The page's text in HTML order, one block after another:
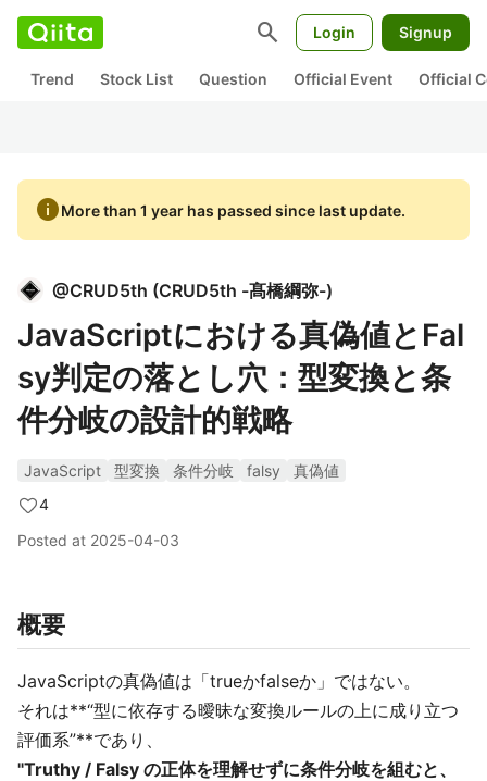
search Login Signup
Trend Stock List Question Official Event Official
infoMore than 1 year has passed since last update.
@CRUD5th (CRUD5th -髙橋綱弥-)
JavaScriptにおける真偽値とFal
sy判定の落とし穴：型変換と条
件分岐の設計的戦略
JavaScript 型変換 条件分岐 falsy
真偽値
4
Posted at 2025-04-03
概要
JavaScriptの真偽値は「trueかfalseか」ではない。
それは**“型に依存する曖昧な変換ルールの上に成り立つ
評価系”**であり、
"Truthy / Falsy の正体を理解せずに条件分岐を組むと、